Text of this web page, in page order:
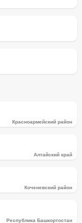
Красноармейский район
Алтайский край
Коченевский район
Республика Башкортостан